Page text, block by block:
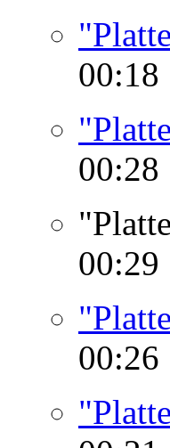
00:18
00:28
00:29
00:26